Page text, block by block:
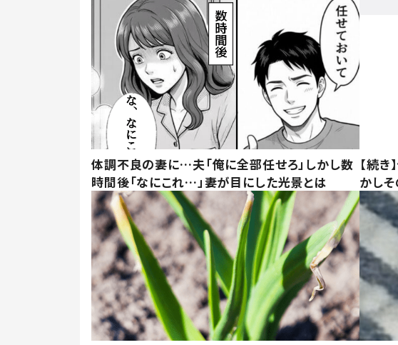
体調不良の妻に…夫「俺に全部任せろ」しかし数
時間後「なにこれ…」妻が目にした光景とは
【続
かし